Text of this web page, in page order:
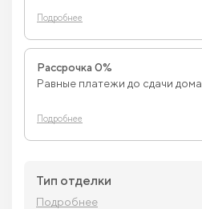
Подробнее
Рассрочка 0%
Равные платежи до сдачи дома
Подробнее
Тип отделки
Подробнее